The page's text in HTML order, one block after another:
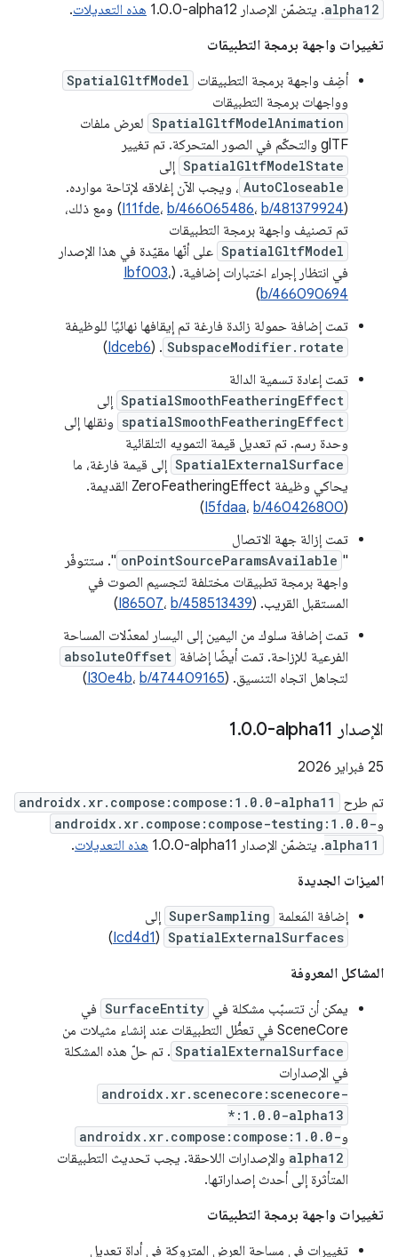
alpha12. يتضمّن الإصدار ‎1.0.0-alpha12 هذه التعديلات.
تغييرات واجهة برمجة التطبيقات
أضِف واجهة برمجة التطبيقات SpatialGltfModel
وواجهات برمجة التطبيقات
SpatialGltfModelAnimation لعرض ملفات
glTF والتحكّم في الصور المتحركة. تم تغيير
SpatialGltfModelState إلى
AutoCloseable ، ويجب الآن إغلاقه لإتاحة موارده.
(
I11fde، b/466065486، b/481379924
) ومع ذلك،
تم تصنيف واجهة برمجة التطبيقات
SpatialGltfModel على أنّها مقيّدة في هذا الإصدار
في انتظار إجراء اختبارات إضافية. ( Ibf003،
b/466090694
)
تمت إضافة حمولة زائدة فارغة تم إيقافها نهائيًا للوظيفة
SubspaceModifier.rotate
. (
Idceb6
)
تمت إعادة تسمية الدالة
SpatialSmoothFeatheringEffect إلى
spatialSmoothFeatheringEffect ونقلها إلى
وحدة رسم. تم تعديل قيمة التمويه التلقائية
SpatialExternalSurface إلى قيمة فارغة، ما
يحاكي وظيفة ZeroFeatheringEffect القديمة.
(
I5fdaa، b/460426800
)
تمت إزالة جهة الاتصال
"
onPointSourceParamsAvailable ". ستتوفّر
واجهة برمجة تطبيقات مختلفة لتجسيم الصوت في
المستقبل القريب. (
I86507، b/458513439
)
تمت إضافة سلوك من اليمين إلى اليسار لمعدّلات المساحة
الفرعية للإزاحة. تمت أيضًا إضافة absoluteOffset
لتجاهل اتجاه التنسيق. ( I30e4b، b/474409165
)
الإصدار ‎1 .0.0-alpha11
‫25 فبراير 2026
تم طرح
androidx.xr.compose:compose:1.0.0-alpha11
وandroidx.xr.compose:compose-testing:1.0.0-
alpha11. يتضمّن الإصدار ‎1.0.0-alpha11 هذه التعديلات.
الميزات الجديدة
إضافة المَعلمة SuperSampling إلى
SpatialExternalSurfaces
(
Icd4d1
)
المشاكل المعروفة
يمكن أن تتسبّب مشكلة في SurfaceEntity في
SceneCore في تعطُّل التطبيقات عند إنشاء مثيلات من
SpatialExternalSurface . تم حلّ هذه المشكلة
في الإصدارات
androidx.xr.scenecore:scenecore-
*:1.0.0-alpha13
وandroidx.xr.compose:compose:1.0.0-
alpha12 والإصدارات اللاحقة. يجب تحديث التطبيقات
المتأثرة إلى أحدث إصداراتها.
تغييرات واجهة برمجة التطبيقات
تغييرات في مساحة العرض المتروكة في أداة تعديل